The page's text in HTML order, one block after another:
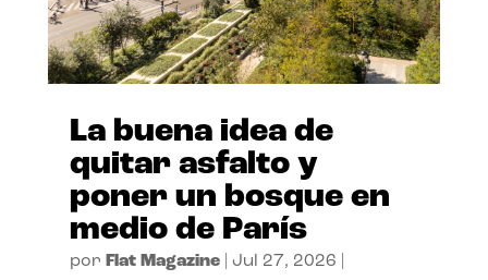
La buena idea de
quitar asfalto y
poner un bosque en
medio de París
por Flat Magazine| Jul 27, 2026